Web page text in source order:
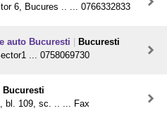
6, Bucures .. ... 0766332833
auto Bucuresti
Bucuresti
... 0758069730
Bucuresti
bl. 109, sc. .. ... Fax